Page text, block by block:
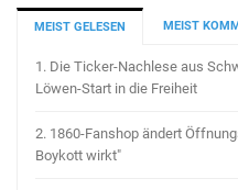
MEIST GELESEN MEIST
1. Die Ticker-Nachlese aus
Löwen-Start in die Freiheit
2. 1860-Fanshop ändert
Boykott wirkt"